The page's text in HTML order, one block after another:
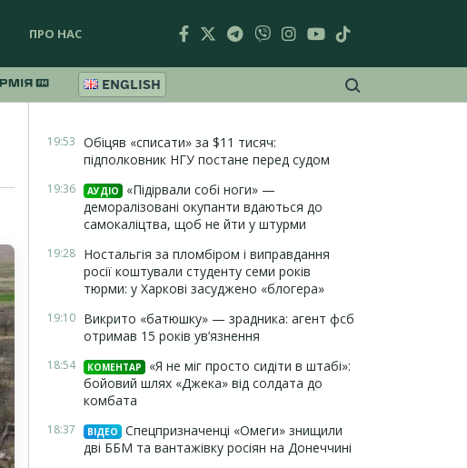
ПРО НАС
ENGLISH
19:53 Обіцяв «списати» за $11 тисяч:
підполковник НГУ постане перед судом
19:36 АУДІО
«Підірвали собі ноги» —
деморалізовані окупанти вдаються до
самокаліцтва, щоб не йти у штурми
19:28 Ностальгія за пломбіром і виправдання
росії коштували студенту семи років
тюрми: у Харкові засуджено «блогера»
19:10 Викрито «батюшку» — зрадника: агент фсб
отримав 15 років ув’язнення
18:54 КОМЕНТАР
«Я не міг просто сидіти в штабі»:
бойовий шлях «Джека» від солдата до
комбата
18:37 ВІДЕО
Спецпризначенці «Омеги» знищили
дві ББМ та вантажівку росіян на Донеччині